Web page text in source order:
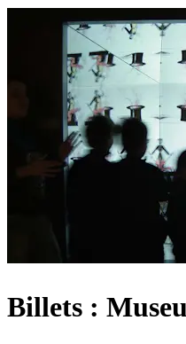
Billets :